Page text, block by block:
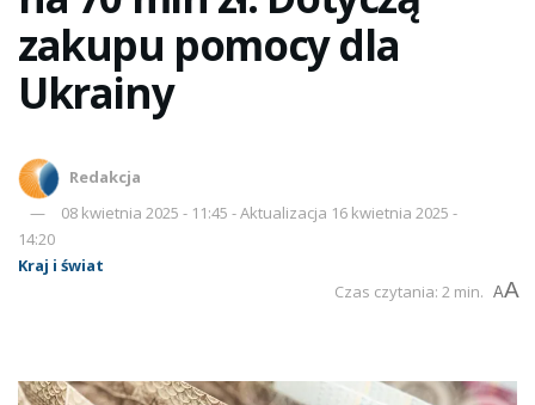
zakupu pomocy dla
Ukrainy
Redakcja
08 kwietnia 2025 - 11:45 - Aktualizacja 16 kwietnia 2025 -
14:20
Kraj i świat
Czas czytania: 2 min. AA